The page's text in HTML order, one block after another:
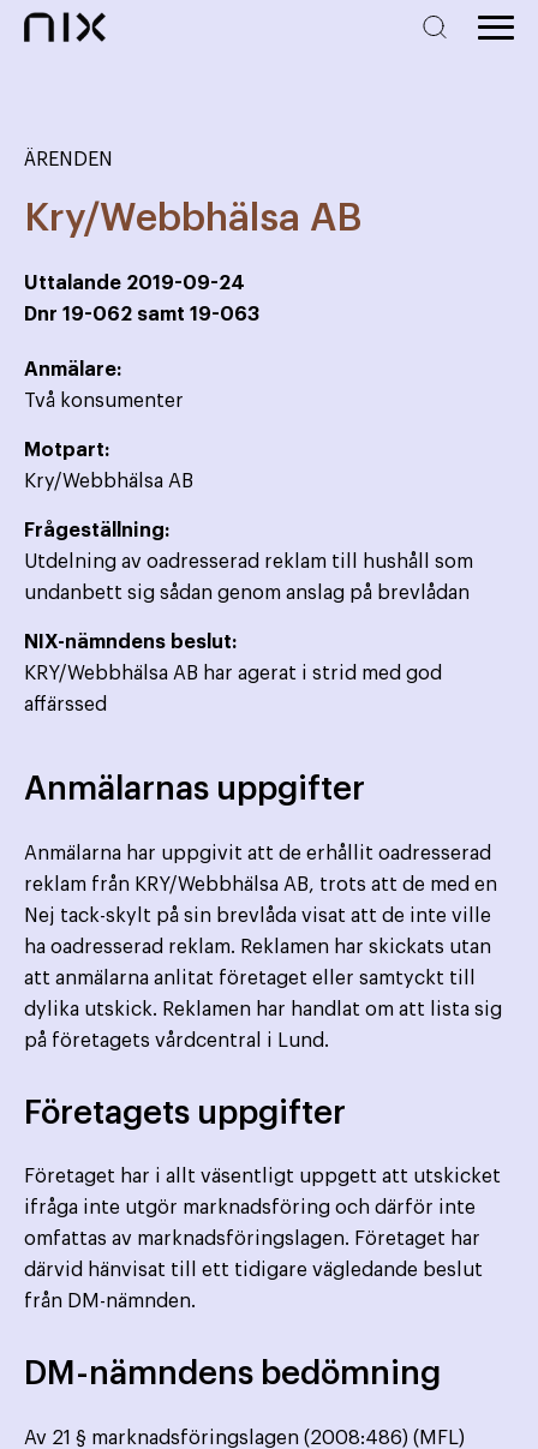
ÄRENDEN
Kry/Webbhälsa AB
Uttalande 2019-09-24
Dnr 19-062 samt 19-063
Anmälare:
Två konsumenter
Motpart:
Kry/Webbhälsa AB
Frågeställning:
Utdelning av oadresserad reklam till hushåll som
undanbett sig sådan genom anslag på brevlådan
NIX-nämndens beslut:
KRY/Webbhälsa AB har agerat i strid med god
affärssed
Anmälarnas uppgifter
Anmälarna har uppgivit att de erhållit oadresserad
reklam från KRY/Webbhälsa AB, trots att de med en
Nej tack-skylt på sin brevlåda visat att de inte ville
ha oadresserad reklam. Reklamen har skickats utan
att anmälarna anlitat företaget eller samtyckt till
dylika utskick. Reklamen har handlat om att lista sig
på företagets vårdcentral i Lund.
Företagets uppgifter
Företaget har i allt väsentligt uppgett att utskicket
ifråga inte utgör marknadsföring och därför inte
omfattas av marknadsföringslagen. Företaget har
därvid hänvisat till ett tidigare vägledande beslut
från DM-nämnden.
DM-nämndens bedömning
Av 21 § marknadsföringslagen (2008:486) (MFL)